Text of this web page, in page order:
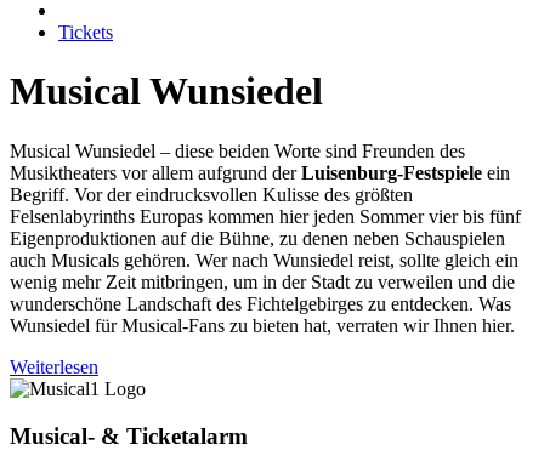
Tickets
Musical Wunsiedel
Musical Wunsiedel – diese beiden Worte sind Freunden des
Musiktheaters vor allem aufgrund derLuisenburg-Festspiele ein
Begriff. Vor der eindrucksvollen Kulisse des größten
Felsenlabyrinths Europas kommen hier jeden Sommer vier bis fünf
Eigenproduktionen auf die Bühne, zu denen neben Schauspielen
auch Musicals gehören. Wer nach Wunsiedel reist, sollte gleich ein
wenig mehr Zeit mitbringen, um in der Stadt zu verweilen und die
wunderschöne Landschaft des Fichtelgebirges zu entdecken. Was
Wunsiedel für Musical-Fans zu bieten hat, verraten wir Ihnen hier.
Weiterlesen
Musical- & Ticketalarm